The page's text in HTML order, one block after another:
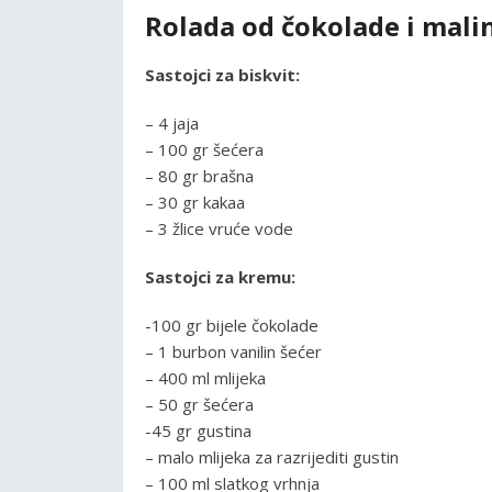
Rolada od čokolade i
Sastojci za biskvit:
– 4 jaja
– 100 gr šećera
– 80 gr brašna
– 30 gr kakaa
– 3 žlice vruće vode
Sastojci za kremu:
-100 gr bijele čokolade
– 1 burbon vanilin šećer
– 400 ml mlijeka
– 50 gr šećera
-45 gr gustina
– malo mlijeka za razrijediti gustin
– 100 ml slatkog vrhnja